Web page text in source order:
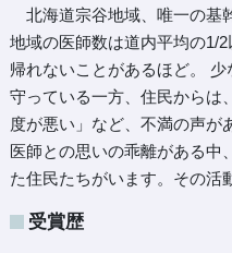
北海道宗谷地域、唯一の基
地域の医師数は道内平均の1/
帰れないことがあるほど。
守っている一方、住民からは
度が悪い」など、不満の声が
医師との思いの乖離がある中
た住民たちがいます。その活
受賞歴